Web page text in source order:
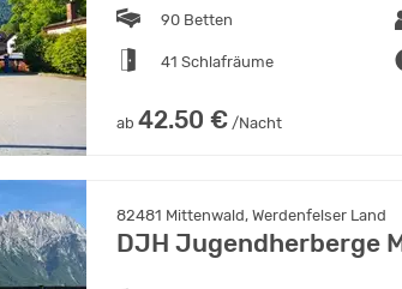
90 Betten
41 Schlafräume
ab 42.50 € /Nacht
82481 Mittenwald, Werdenfelser Land
DJH Jugendherberge